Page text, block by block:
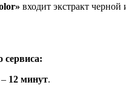
входит экстракт
сервиса:
12 минут.